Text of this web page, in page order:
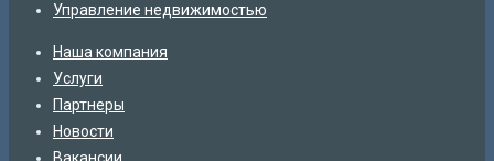
Управление недвижимостью
Наша компания
Услуги
Партнеры
Новости